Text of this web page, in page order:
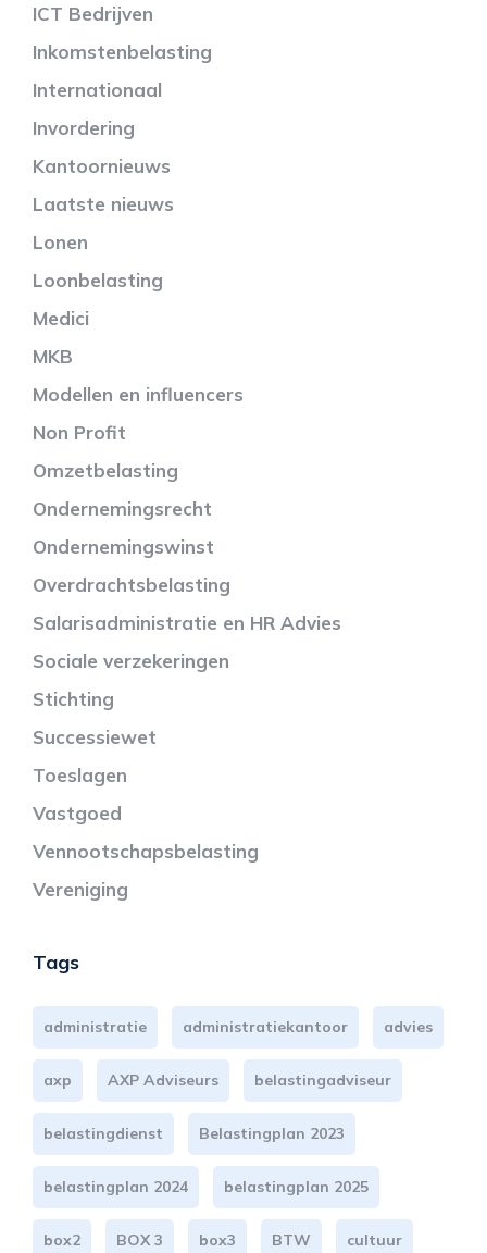
ICT Bedrijven
Inkomstenbelasting
Internationaal
Invordering
Kantoornieuws
Laatste nieuws
Lonen
Loonbelasting
Medici
MKB
Modellen en influencers
Non Profit
Omzetbelasting
Ondernemingsrecht
Ondernemingswinst
Overdrachtsbelasting
Salarisadministratie en HR Advies
Sociale verzekeringen
Stichting
Successiewet
Toeslagen
Vastgoed
Vennootschapsbelasting
Vereniging
Tags
administratie administratiekantoor advies
axp AXP Adviseurs belastingadviseur
belastingdienst Belastingplan 2023
belastingplan 2024 belastingplan 2025
box2 BOX 3 box3 BTW cultuur